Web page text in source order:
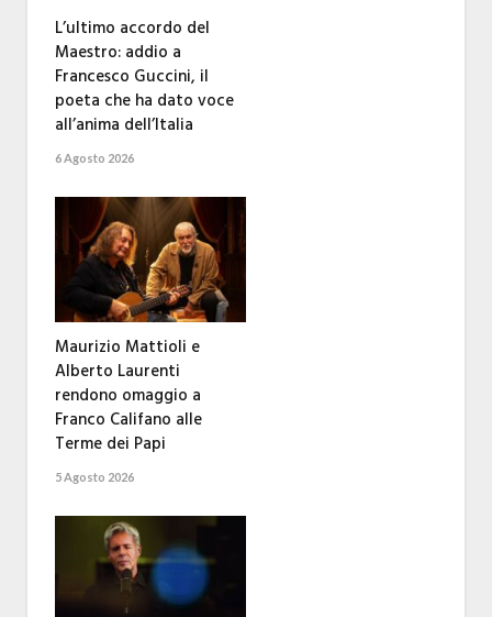
L’ultimo accordo del
Maestro: addio a
Francesco Guccini, il
poeta che ha dato voce
all’anima dell’Italia
6 Agosto 2026
Maurizio Mattioli e
Alberto Laurenti
rendono omaggio a
Franco Califano alle
Terme dei Papi
5 Agosto 2026